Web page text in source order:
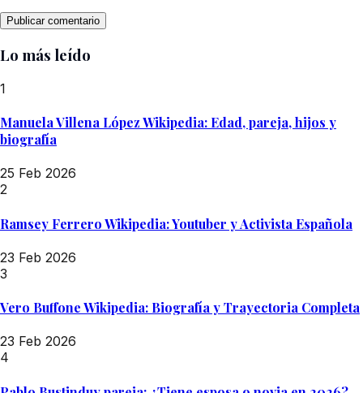
Lo más leído
1
Manuela Villena López Wikipedia: Edad, pareja, hijos y
biografía
25 Feb 2026
2
Ramsey Ferrero Wikipedia: Youtuber y Activista Española
23 Feb 2026
3
Vero Buffone Wikipedia: Biografía y Trayectoria Completa
23 Feb 2026
4